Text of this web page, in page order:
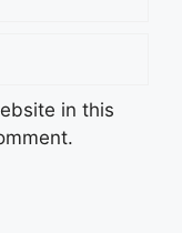
in this